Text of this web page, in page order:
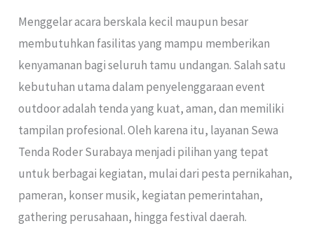
Menggelar acara berskala kecil maupun besar
membutuhkan fasilitas yang mampu memberikan
kenyamanan bagi seluruh tamu undangan. Salah satu
kebutuhan utama dalam penyelenggaraan event
outdoor adalah tenda yang kuat, aman, dan memiliki
tampilan profesional. Oleh karena itu, layanan Sewa
Tenda Roder Surabaya menjadi pilihan yang tepat
untuk berbagai kegiatan, mulai dari pesta pernikahan,
pameran, konser musik, kegiatan pemerintahan,
gathering perusahaan, hingga festival daerah.